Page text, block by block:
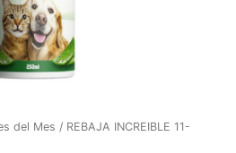
del Mes / REBAJA INCREIBLE 11-